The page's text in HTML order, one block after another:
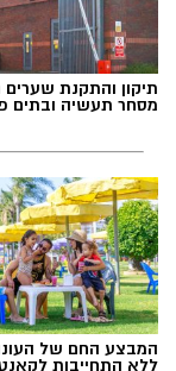
תיקון והתקנת
מסחר תעשיה ובתים
המבצע החם של
ללא התחייבות